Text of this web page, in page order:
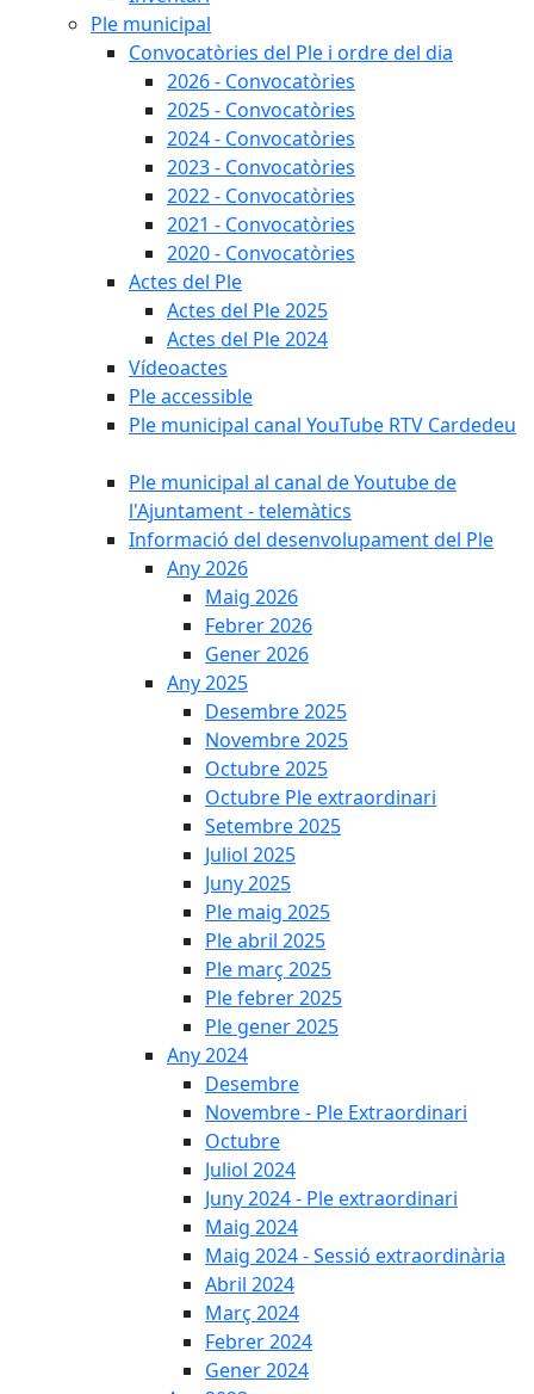
Ple municipal
Convocatòries del Ple i ordre del dia
2026 - Convocatòries
2025 - Convocatòries
2024 - Convocatòries
2023 - Convocatòries
2022 - Convocatòries
2021 - Convocatòries
2020 - Convocatòries
Actes del Ple
Actes del Ple 2025
Actes del Ple 2024
Vídeoactes
Ple accessible
Ple municipal canal YouTube RTV Cardedeu
Ple municipal al canal de Youtube de
l'Ajuntament - telemàtics
Informació del desenvolupament del Ple
Any 2026
Maig 2026
Febrer 2026
Gener 2026
Any 2025
Desembre 2025
Novembre 2025
Octubre 2025
Octubre Ple extraordinari
Setembre 2025
Juliol 2025
Juny 2025
Ple maig 2025
Ple abril 2025
Ple març 2025
Ple febrer 2025
Ple gener 2025
Any 2024
Desembre
Novembre - Ple Extraordinari
Octubre
Juliol 2024
Juny 2024 - Ple extraordinari
Maig 2024
Maig 2024 - Sessió extraordinària
Abril 2024
Març 2024
Febrer 2024
Gener 2024